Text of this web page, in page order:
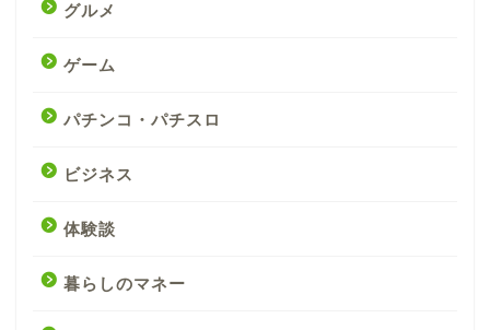
グルメ
ゲーム
パチンコ・パチスロ
ビジネス
体験談
暮らしのマネー